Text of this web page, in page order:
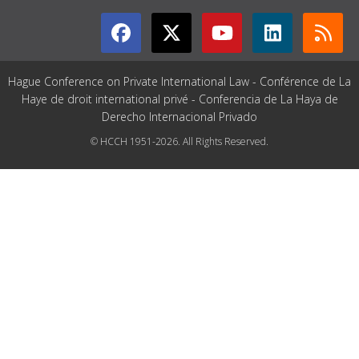
Hague Conference on Private International Law - Conférence de La
Haye de droit international privé - Conferencia de La Haya de
Derecho Internacional Privado
© HCCH 1951-2026. All Rights Reserved.